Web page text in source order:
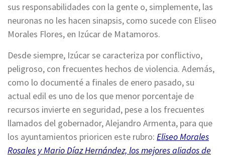
sus responsabilidades con la gente o, simplemente, las
neuronas no les hacen sinapsis, como sucede con Eliseo
Morales Flores, en Izúcar de Matamoros.
Desde siempre, Izúcar se caracteriza por conflictivo,
peligroso, con frecuentes hechos de violencia. Además,
como lo documenté a finales de enero pasado, su
actual edil es uno de los que menor porcentaje de
recursos invierte en seguridad, pese a los frecuentes
llamados del gobernador, Alejandro Armenta, para que
los ayuntamientos prioricen este rubro: Eliseo Morales
Rosales y Mario Díaz Hernández, los mejores aliados de